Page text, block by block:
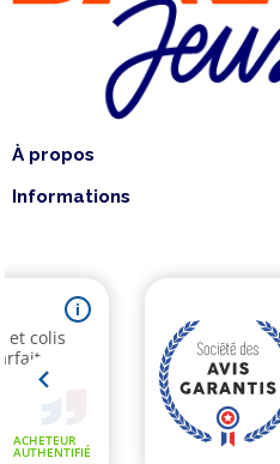
À propos
Informations